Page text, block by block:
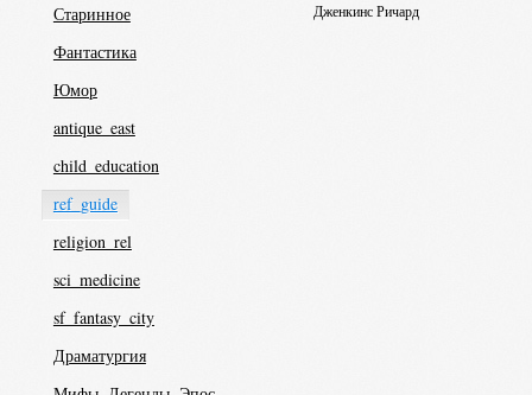
Старинное
Фантастика
Юмор
antique_east
child_education
ref_guide
religion_rel
sci_medicine
sf_fantasy_city
Драматургия
Дженкинс Ричард